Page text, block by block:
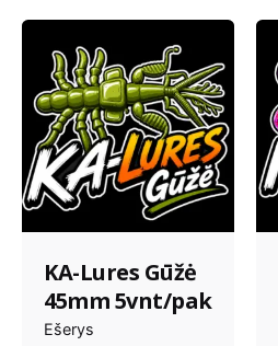
KA-Lures Gūžė
45mm 5vnt/pak
Ešerys